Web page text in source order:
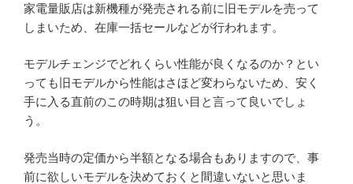
家電量販店は新機種が発売される前に旧モデルを売って
しまいため、在庫一括セールなどが行われます。
モデルチェンジでどれくらい性能が良くなるのか？とい
っても旧モデルから性能はさほど変わらないため、安く
手に入る直前のこの時期は狙い目と言って良いでしょ
う。
発売当時の定価から半額となる場合もありますので、事
前に欲しいモデルを決めておくと間違いないと思いま